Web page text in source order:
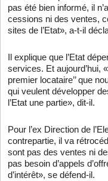
pas été bien informé, il
cessions ni des ventes,
sites de l’Etat», a-t-il
Il explique que l’Etat
services. Et aujourd’hui,
premier locataire’’ que
qui veulent développer
l’Etat une partie», dit-il.
Pour l’ex Direction de
contrepartie, il va
sont pas des ventes ni
pas besoin d’appels
d’intérêt», se défend-il.